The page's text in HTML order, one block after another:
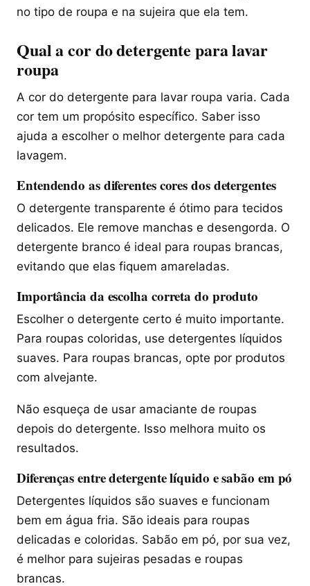
no tipo de roupa e na sujeira que ela tem.
Qual a cor do detergente para lavar
roupa
A cor do detergente para lavar roupa varia. Cada
cor tem um propósito específico. Saber isso
ajuda a escolher o melhor detergente para cada
lavagem.
Entendendo as diferentes cores dos detergentes
O detergente transparente é ótimo para tecidos
delicados. Ele remove manchas e desengorda. O
detergente branco é ideal para roupas brancas,
evitando que elas fiquem amareladas.
Importância da escolha correta do produto
Escolher o detergente certo é muito importante.
Para roupas coloridas, use detergentes líquidos
suaves. Para roupas brancas, opte por produtos
com alvejante.
Não esqueça de usar amaciante de roupas
depois do detergente. Isso melhora muito os
resultados.
Diferenças entre detergente líquido e sabão em pó
Detergentes líquidos são suaves e funcionam
bem em água fria. São ideais para roupas
delicadas e coloridas. Sabão em pó, por sua vez,
é melhor para sujeiras pesadas e roupas
brancas.